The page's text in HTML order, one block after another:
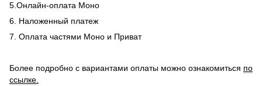
5.Онлайн-оплата Моно
6. Наложенный платеж
7. Оплата частями Моно и Приват
Более подробно с вариантами оплаты можно ознакомиться по
ссылке